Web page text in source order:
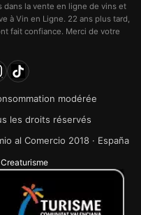
dans la vente en ligne de vins et
à Vin en Ligne. 22 ans plus tard,
fait confiance. Merci de votre
modérée
les droits réservés
al Comercio 2018 · España